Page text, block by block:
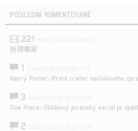
POSLEDNÍ KOMENTOVANÉ
221
拆彈專家
1
Harry Potter: První trailer seriálového
3
One Piece: Oblíbený pirátský seriál je
2